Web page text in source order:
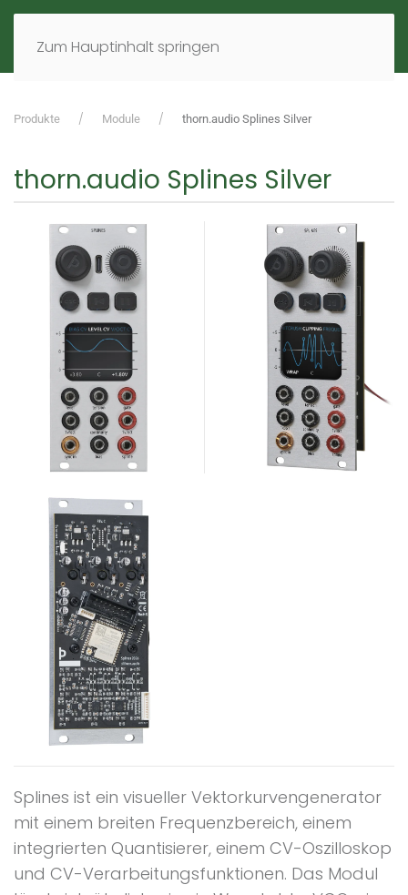
Zum Hauptinhalt springen
EN
Produkte Module thorn.audio Splines Silver
thorn.audio Splines Silver
Splines ist ein visueller Vektorkurvengenerator
mit einem breiten Frequenzbereich, einem
integrierten Quantisierer, einem CV-Oszilloskop
und CV-Verarbeitungsfunktionen. Das Modul